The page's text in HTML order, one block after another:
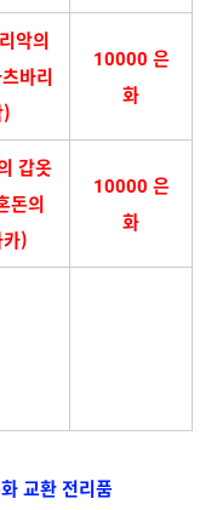
악의
바리
10000 은
화
갑옷
돈의
)
10000 은
화
교환 전리품